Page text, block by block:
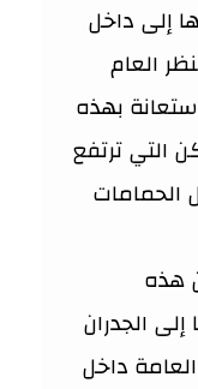
إلى داخل
العام
بهذه
التي ترتفع
الحمامات
هذه
الجدران
العامة داخل